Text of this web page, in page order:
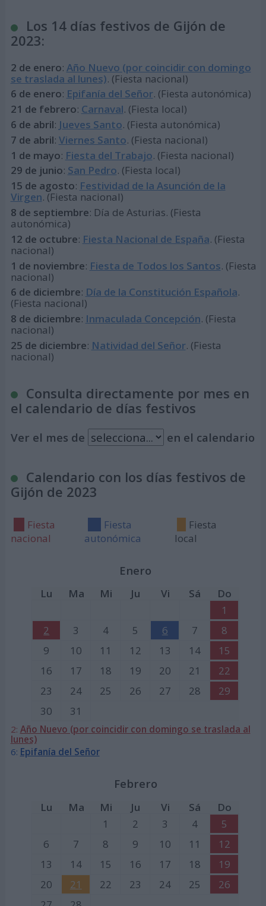
Los 14 días festivos de Gijón de
2023:
2 de enero: Año Nuevo (por coincidir con domingo
se traslada al lunes). (Fiesta nacional)
6 de enero: Epifanía del Señor. (Fiesta autonómica)
21 de febrero: Carnaval. (Fiesta local)
6 de abril: Jueves Santo. (Fiesta autonómica)
7 de abril: Viernes Santo. (Fiesta nacional)
1 de mayo: Fiesta del Trabajo. (Fiesta nacional)
29 de junio: San Pedro. (Fiesta local)
15 de agosto: Festividad de la Asunción de la
Virgen. (Fiesta nacional)
8 de septiembre: Día de Asturias. (Fiesta
autonómica)
12 de octubre: Fiesta Nacional de España. (Fiesta
nacional)
1 de noviembre: Fiesta de Todos los Santos. (Fiesta
nacional)
6 de diciembre: Día de la Constitución Española.
(Fiesta nacional)
8 de diciembre: Inmaculada Concepción. (Fiesta
nacional)
25 de diciembre: Natividad del Señor. (Fiesta
nacional)
Consulta directamente por mes en
el calendario de días festivos
Ver el mes de en el calendario
Calendario con los días festivos de
Gijón de 2023
Fiesta
nacional
Fiesta
autonómica
Fiesta
local
Enero
Lu Ma Mi Ju Vi Sá
Do
1
2
3 4 5 6 7
8
9
10 11 12 13 14
15
16
17 18 19 20 21
22
23
24 25 26 27 28
29
30
31
2: Año Nuevo (por coincidir con domingo se traslada al
lunes)
6: Epifanía del Señor
Febrero
Lu Ma Mi Ju Vi Sá
Do
1
2 3 4
5
6
7 8 9 10 11
12
13
14 15 16 17 18
19
20
21 22 23 24 25
26